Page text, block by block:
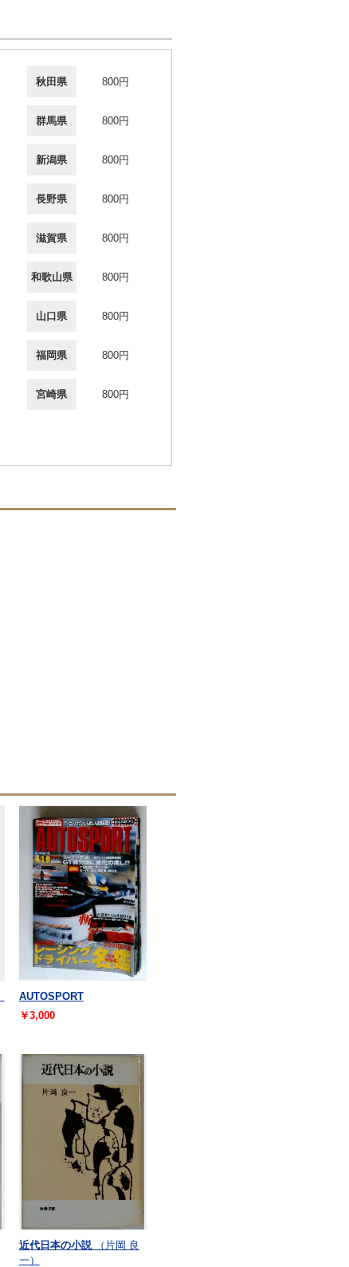
秋田県 800円
群馬県 800円
新潟県 800円
長野県 800円
滋賀県 800円
和歌山県 800円
山口県 800円
福岡県 800円
宮崎県 800円
AUTOSPORT
￥3,000
近代日本の小説
（片岡 良
一）